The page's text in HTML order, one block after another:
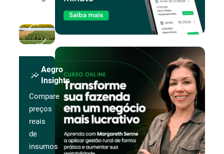
insights
Aegro
Insights
Compare
preços
reais
de
insumos